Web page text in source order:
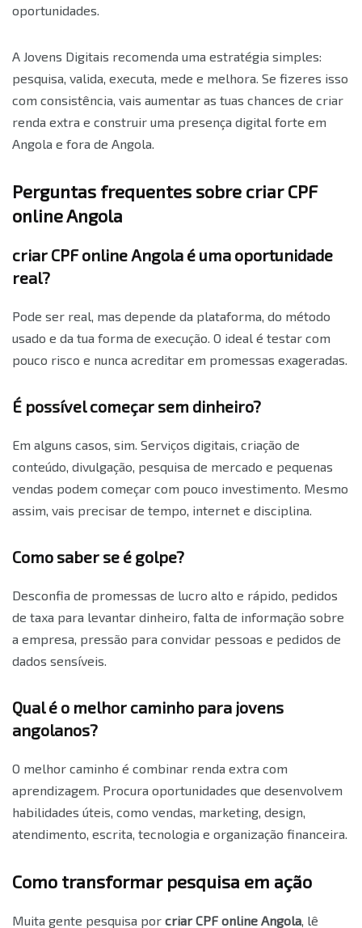
oportunidades.
A Jovens Digitais recomenda uma estratégia simples:
pesquisa, valida, executa, mede e melhora. Se fizeres isso
com consistência, vais aumentar as tuas chances de criar
renda extra e construir uma presença digital forte em
Angola e fora de Angola.
Perguntas frequentes sobre criar CPF
online Angola
criar CPF online Angola é uma oportunidade
real?
Pode ser real, mas depende da plataforma, do método
usado e da tua forma de execução. O ideal é testar com
pouco risco e nunca acreditar em promessas exageradas.
É possível começar sem dinheiro?
Em alguns casos, sim. Serviços digitais, criação de
conteúdo, divulgação, pesquisa de mercado e pequenas
vendas podem começar com pouco investimento. Mesmo
assim, vais precisar de tempo, internet e disciplina.
Como saber se é golpe?
Desconfia de promessas de lucro alto e rápido, pedidos
de taxa para levantar dinheiro, falta de informação sobre
a empresa, pressão para convidar pessoas e pedidos de
dados sensíveis.
Qual é o melhor caminho para jovens
angolanos?
O melhor caminho é combinar renda extra com
aprendizagem. Procura oportunidades que desenvolvem
habilidades úteis, como vendas, marketing, design,
atendimento, escrita, tecnologia e organização financeira.
Como transformar pesquisa em ação
Muita gente pesquisa por criar CPF online Angola , lê